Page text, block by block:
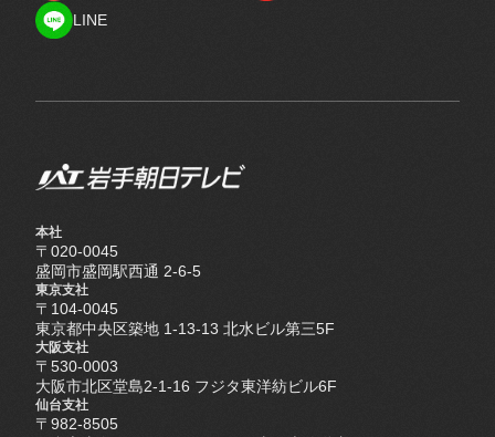
LINE
本社
〒020-0045
盛岡市盛岡駅西通 2-6-5
東京支社
〒104-0045
東京都中央区築地 1-13-13 北水ビル第三5F
大阪支社
〒530-0003
大阪市北区堂島2-1-16 フジタ東洋紡ビル6F
仙台支社
〒982-8505